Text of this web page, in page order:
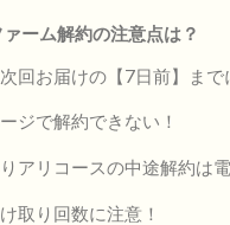
ーム解約の注意点は？
回お届けの【7日前】まで
ジで解約できない！
アリコースの中途解約は
取り回数に注意！